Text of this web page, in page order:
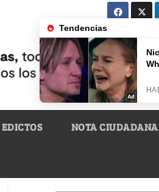
EDICTOS NOTA CIUDADANA